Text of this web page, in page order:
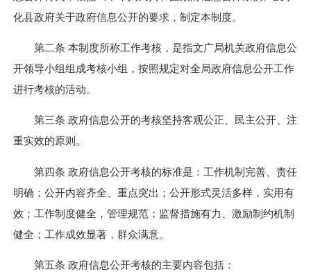
化县政府关于政府信息公开的要求，制定本制度。
第二条 本制度所称工作考核，是指文广局机关政府信息公
开领导小组组成考核小组，按照规定对全局政府信息公开工作
进行考核的活动。
第三条 政府信息公开的考核坚持客观公正、民主公开、注
重实效的原则。
第四条 政府信息公开考核的标准是：工作机制完善、责任
明确；公开内容齐全、重点突出；公开形式灵活多样，实用有
效；工作制度健全，管理规范；监督措施有力、激励制约机制
健全；工作成效显著，群众满意。
第五条 政府信息公开考核的主要内容包括：